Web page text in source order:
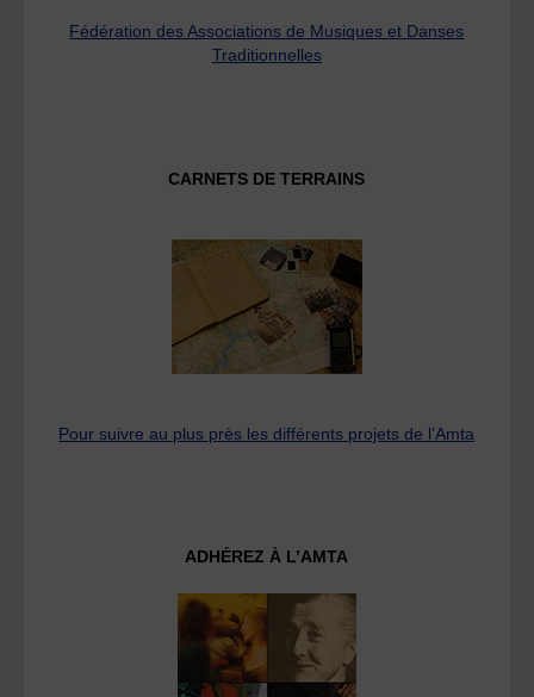
Fédération des Associations de Musiques et Danses
Traditionnelles
CARNETS DE TERRAINS
Pour suivre au plus près les différents projets de l’Amta
ADHÉREZ À L’AMTA